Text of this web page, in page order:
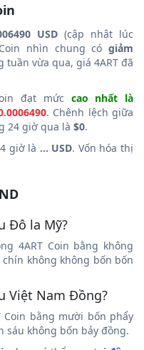
USD (cập nhật lúc
nhìn chung có giảm
tuần vừa qua, giá 4ART đã
đạt mức cao nhất là
. Chênh lệch giữa
24 giờ qua là $0.
giờ là ... USD. Vốn hóa thị
Đô la Mỹ?
4ART Coin bằng không
không không bốn bốn
Việt Nam Đồng?
bằng mười bốn phẩy
sáu không bốn bảy đồng.